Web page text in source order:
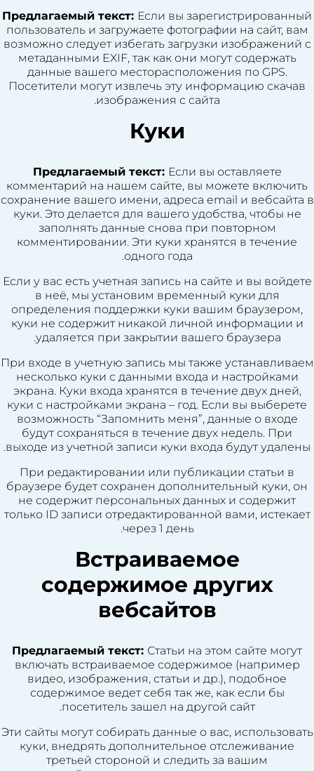
Предлагаемый текст: Если вы зарегистрированный
пользователь и загружаете фотографии на сайт, вам
возможно следует избегать загрузки изображений с
метаданными EXIF, так как они могут содержать
данные вашего месторасположения по GPS.
Посетители могут извлечь эту информацию скачав
изображения с сайта.
Куки
Предлагаемый текст: Если вы оставляете
комментарий на нашем сайте, вы можете включить
сохранение вашего имени, адреса email и вебсайта в
куки. Это делается для вашего удобства, чтобы не
заполнять данные снова при повторном
комментировании. Эти куки хранятся в течение
одного года.
Если у вас есть учетная запись на сайте и вы войдете
в неё, мы установим временный куки для
определения поддержки куки вашим браузером,
куки не содержит никакой личной информации и
удаляется при закрытии вашего браузера.
При входе в учетную запись мы также устанавливаем
несколько куки с данными входа и настройками
экрана. Куки входа хранятся в течение двух дней,
куки с настройками экрана – год. Если вы выберете
возможность “Запомнить меня”, данные о входе
будут сохраняться в течение двух недель. При
выходе из учетной записи куки входа будут удалены.
При редактировании или публикации статьи в
браузере будет сохранен дополнительный куки, он
не содержит персональных данных и содержит
только ID записи отредактированной вами, истекает
через 1 день.
Встраиваемое
содержимое других
вебсайтов
Предлагаемый текст: Статьи на этом сайте могут
включать встраиваемое содержимое (например
видео, изображения, статьи и др.), подобное
содержимое ведет себя так же, как если бы
посетитель зашел на другой сайт.
Эти сайты могут собирать данные о вас, использовать
куки, внедрять дополнительное отслеживание
третьей стороной и следить за вашим